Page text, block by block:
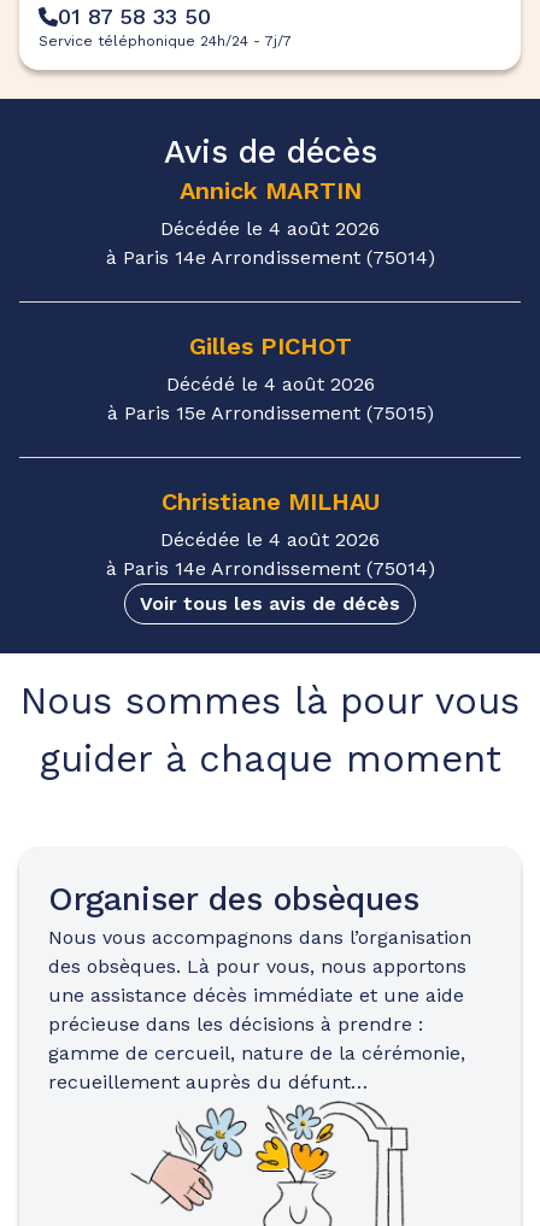
01 87 58 33 50
Service téléphonique 24h/24 - 7j/7
Avis de décès
Annick MARTIN
Décédée le 4 août 2026
à Paris 14e Arrondissement (75014)
Gilles PICHOT
Décédé le 4 août 2026
à Paris 15e Arrondissement (75015)
Christiane MILHAU
Décédée le 4 août 2026
à Paris 14e Arrondissement (75014)
Voir tous les avis de décès
Nous sommes là pour vous
guider à chaque moment
Organiser des obsèques
Nous vous accompagnons dans l’organisation
des obsèques. Là pour vous, nous apportons
une assistance décès immédiate et une aide
précieuse dans les décisions à prendre :
gamme de cercueil, nature de la cérémonie,
recueillement auprès du défunt…